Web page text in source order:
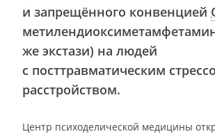
и запрещённого конвенцией
же экстази) на людей
с посттравматическим
расстройством.
Центр психоделической медицины